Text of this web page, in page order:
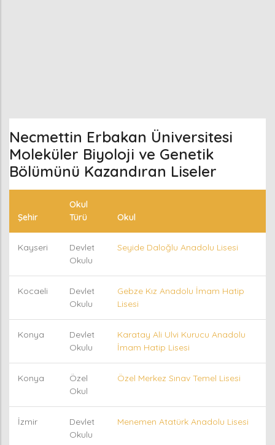
Necmettin Erbakan Üniversitesi
Moleküler Biyoloji ve Genetik
Bölümünü Kazandıran Liseler
Şehir
Okul
Türü
Okul
Kayseri
Devlet
Okulu
Seyide Daloğlu Anadolu Lisesi
Kocaeli
Devlet
Okulu
Gebze Kız Anadolu İmam Hatip
Lisesi
Konya
Devlet
Okulu
Karatay Ali Ulvi Kurucu Anadolu
İmam Hatip Lisesi
Konya
Özel
Okul
Özel Merkez Sınav Temel Lisesi
İzmir
Devlet
Okulu
Menemen Atatürk Anadolu Lisesi